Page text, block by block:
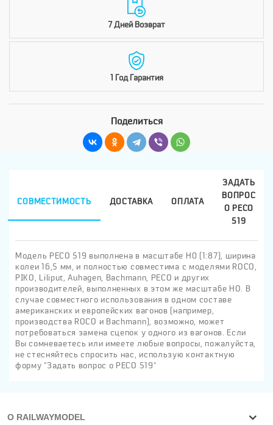
7 Дней Возврат
1 Год Гарантия
Поделиться
СОВМЕСТИМОСТЬ ДОСТАВКА ОПЛАТА
ЗАДАТЬ
ВОПРОС
О PECO
519
Модель PECO 519 выполнена в масштабе H0 (1:87), ширина
колеи 16,5 мм, и полностью совместима с моделями ROCO,
PIKO, Liliput, Auhagen, Bachmann, PECO и других
производителей, выполненных в этом же масштабе HO. В
случае совместного использования в одном составе
американских и европейских вагонов (например,
производства ROCO и Bachmann), возможно, может
потребоваться замена сцепок у одного из вагонов. Если
Вы сомневаетесь или имеете любые вопросы, пожалуйста,
не стесняйтесь спросить нас, использую контактную
форму "Задать вопрос о PECO 519"
О RAILWAYMODEL